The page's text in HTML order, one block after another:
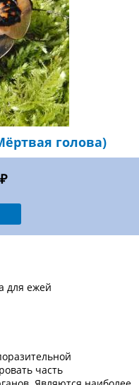
голова)
для ежей
часть